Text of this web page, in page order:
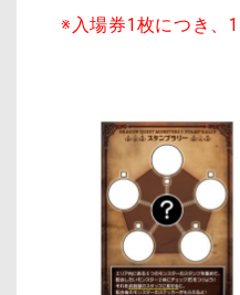
※入場券1枚につき、1